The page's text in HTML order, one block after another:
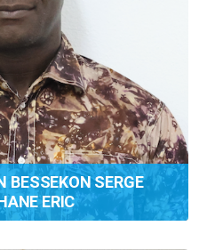
BESSEKON SERGE
ERIC